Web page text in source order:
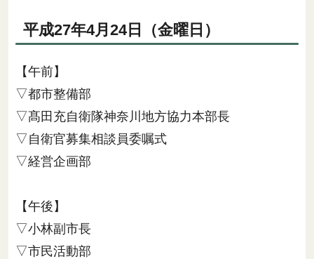
平成27年4月24日（金曜日）
【午前】
▽都市整備部
▽髙田充自衛隊神奈川地方協力本部長
▽自衛官募集相談員委嘱式
▽経営企画部
【午後】
▽小林副市長
▽市民活動部